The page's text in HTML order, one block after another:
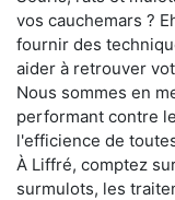
vos cauchemars ?
fournir des
aider à retrouver
Nous sommes en
performant contre
l'efficience de
À Liffré, comptez
surmulots, les